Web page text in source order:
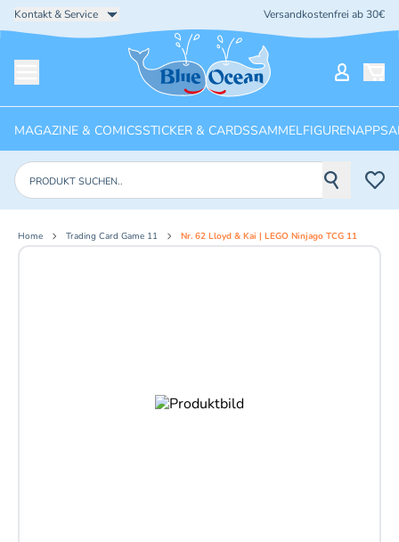
Kontakt & Service Versandkostenfrei ab 30€
Startseite
MAGAZINE & COMICSSTICKER & CARDSSAMMELFIGURENAPPS
Produkte suchen
Home Trading Card Game 11 Nr. 62 Lloyd & Kai | LEGO Ninjago TCG 11